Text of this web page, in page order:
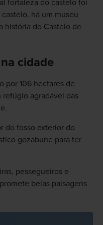
fortaleza do castelo foi
há um museu
história do Castelo de
cidade
por 106 hectares de
agradável das
do fosso exterior do
gozabune para ter
pessegueiros e
belas paisagens